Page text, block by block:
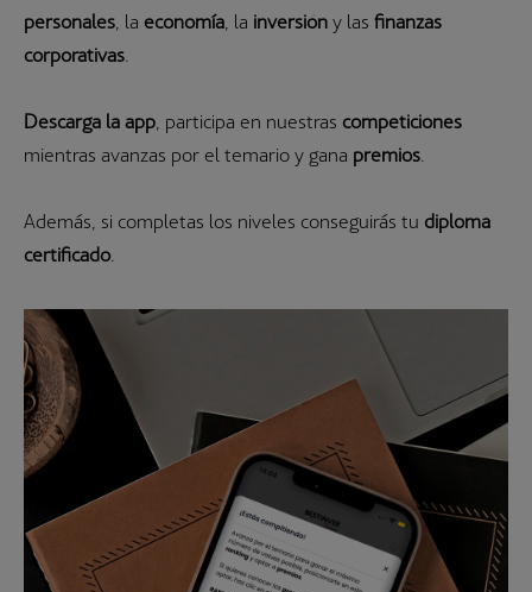
personales , la economía , la inversióny las finanzas
corporativas
Descarga la app , participa en nuestras competiciones
mientras avanzas por el temario y gana premios
Además, si completas los niveles conseguirás tu diploma
certificado